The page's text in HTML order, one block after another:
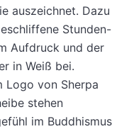
auszeichnet. Dazu
Stunden-
Aufdruck und der
in Weiß bei.
Logo von Sherpa
stehen
im Buddhismus